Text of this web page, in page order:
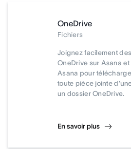
OneDrive
Fichiers
Joignez facilement
OneDrive sur Asana
Asana pour
toute pièce jointe
un dossier OneDrive.
En savoir plus